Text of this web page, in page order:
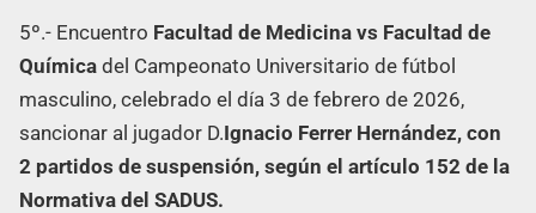
5º.- Encuentro Facultad de Medicina vs Facultad de
Química del Campeonato Universitario de fútbol
masculino, celebrado el día 3 de febrero de 2026,
sancionar al jugador D.Ignacio Ferrer Hernández, con
2 partidos de suspensión, según el artículo 152 de la
Normativa del SADUS.